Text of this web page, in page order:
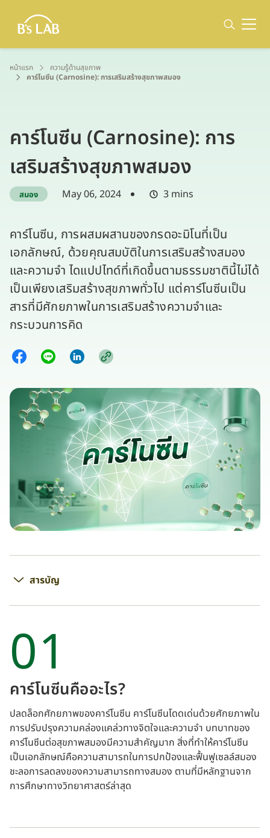
หน้าแรก
ความรู้ด้านสุขภาพ
คาร์โนซีน (Carnosine): การเสริมสร้างสุขภาพสมอง
คาร์โนซีน (Carnosine): การ
เสริมสร้างสุขภาพสมอง
สมอง May 06, 2024 3 mins
คาร์โนซีน, การผสมผสานของกรดอะมิโนที่เป็น
เอกลักษณ์, ด้วยคุณสมบัติในการเสริมสร้างสมอง
และความจำ ไดแปปไทด์ที่เกิดขึ้นตามธรรมชาตินี้ไม่ได้
เป็นเพียงเสริมสร้างสุขภาพทั่วไป แต่คาร์โนซีนเป็น
สารที่มีศักยภาพในการเสริมสร้างความจำและ
กระบวนการคิด
สารบัญ
01
คาร์โนซีนคืออะไร?
ปลดล็อกศักยภาพของคาร์โนซีน คาร์โนซีนโดดเด่นด้วยศักยภาพใน
การปรับปรุงความคล่องแคล่วทางจิตใจและความจำ บทบาทของ
คาร์โนซีนต่อสุขภาพสมองมีความสำคัญมาก สิ่งที่ทำให้คาร์โนซีน
เป็นเอกลักษณ์คือความสามารถในการปกป้องและฟื้นฟูเซลล์สมอง
ชะลอการลดลงของความสามารถทางสมอง ตามที่มีหลักฐานจาก
การศึกษาทางวิทยาศาสตร์ล่าสุด